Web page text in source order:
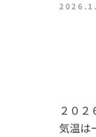
２０２
気温は